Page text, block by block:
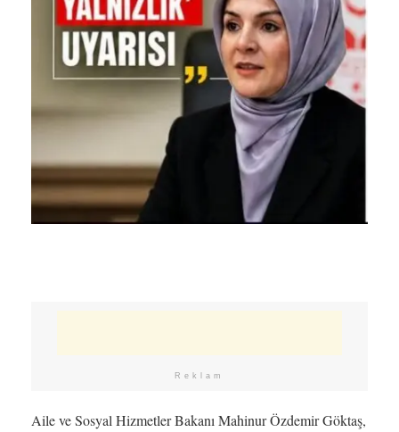
Reklam
Aile ve Sosyal Hizmetler Bakanı Mahinur Özdemir Göktaş,